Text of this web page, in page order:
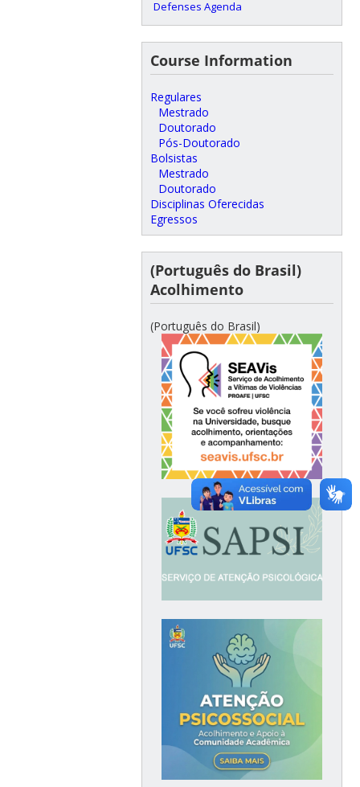
Defenses Agenda
Course Information
Regulares
Mestrado
Doutorado
Pós-Doutorado
Bolsistas
Mestrado
Doutorado
Disciplinas Oferecidas
Egressos
(Português do Brasil)
Acolhimento
(Português do Brasil)